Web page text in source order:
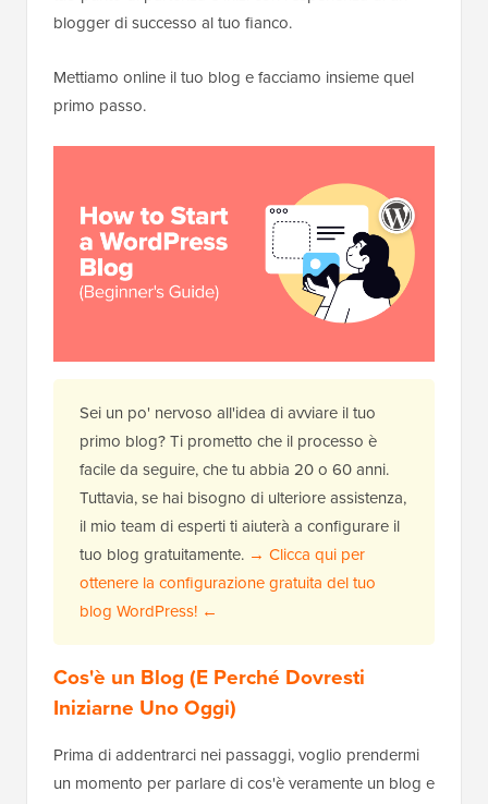
blogger di successo al tuo fianco.
Mettiamo online il tuo blog e facciamo insieme quel
primo passo.
Sei un po' nervoso all'idea di avviare il tuo
primo blog? Ti prometto che il processo è
facile da seguire, che tu abbia 20 o 60 anni.
Tuttavia, se hai bisogno di ulteriore assistenza,
il mio team di esperti ti aiuterà a configurare il
tuo blog gratuitamente. → Clicca qui per
ottenere la configurazione gratuita del tuo
blog WordPress! ←
Cos'è un Blog (E Perché Dovresti
Iniziarne Uno Oggi)
Prima di addentrarci nei passaggi, voglio prendermi
un momento per parlare di cos'è veramente un blog e